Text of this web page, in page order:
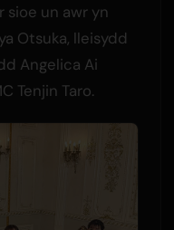
sioe un awr yn
Otsuka, lleisydd
Angelica Ai
Tenjin Taro.